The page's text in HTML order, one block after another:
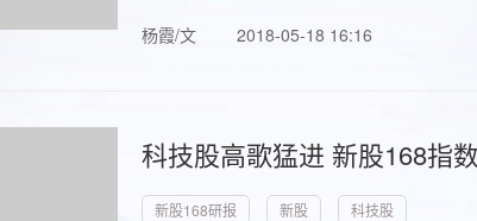
杨霞/文
2018-05-18 16:16
科技股高歌猛进 新股168指
新股168研报 新股 科技股